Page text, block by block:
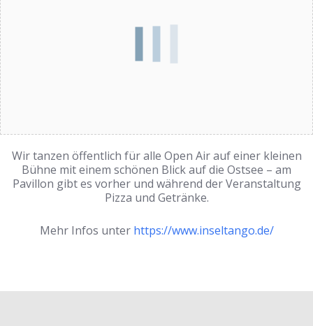
Wir tanzen öffentlich für alle Open Air auf einer kleinen
Bühne mit einem schönen Blick auf die Ostsee – am
Pavillon gibt es vorher und während der Veranstaltung
Pizza und Getränke.
Mehr Infos unter https://www.inseltango.de/